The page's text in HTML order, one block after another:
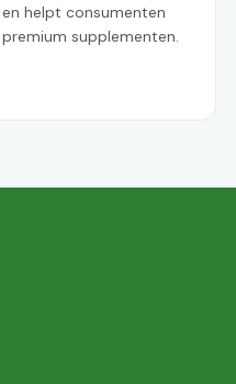
helpt consumenten
supplementen.